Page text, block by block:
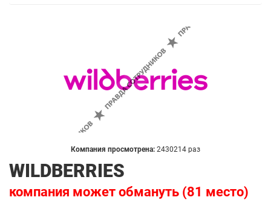
Компания просмотрена: 2430214 раз
WILDBERRIES
компания может обмануть (81 место)